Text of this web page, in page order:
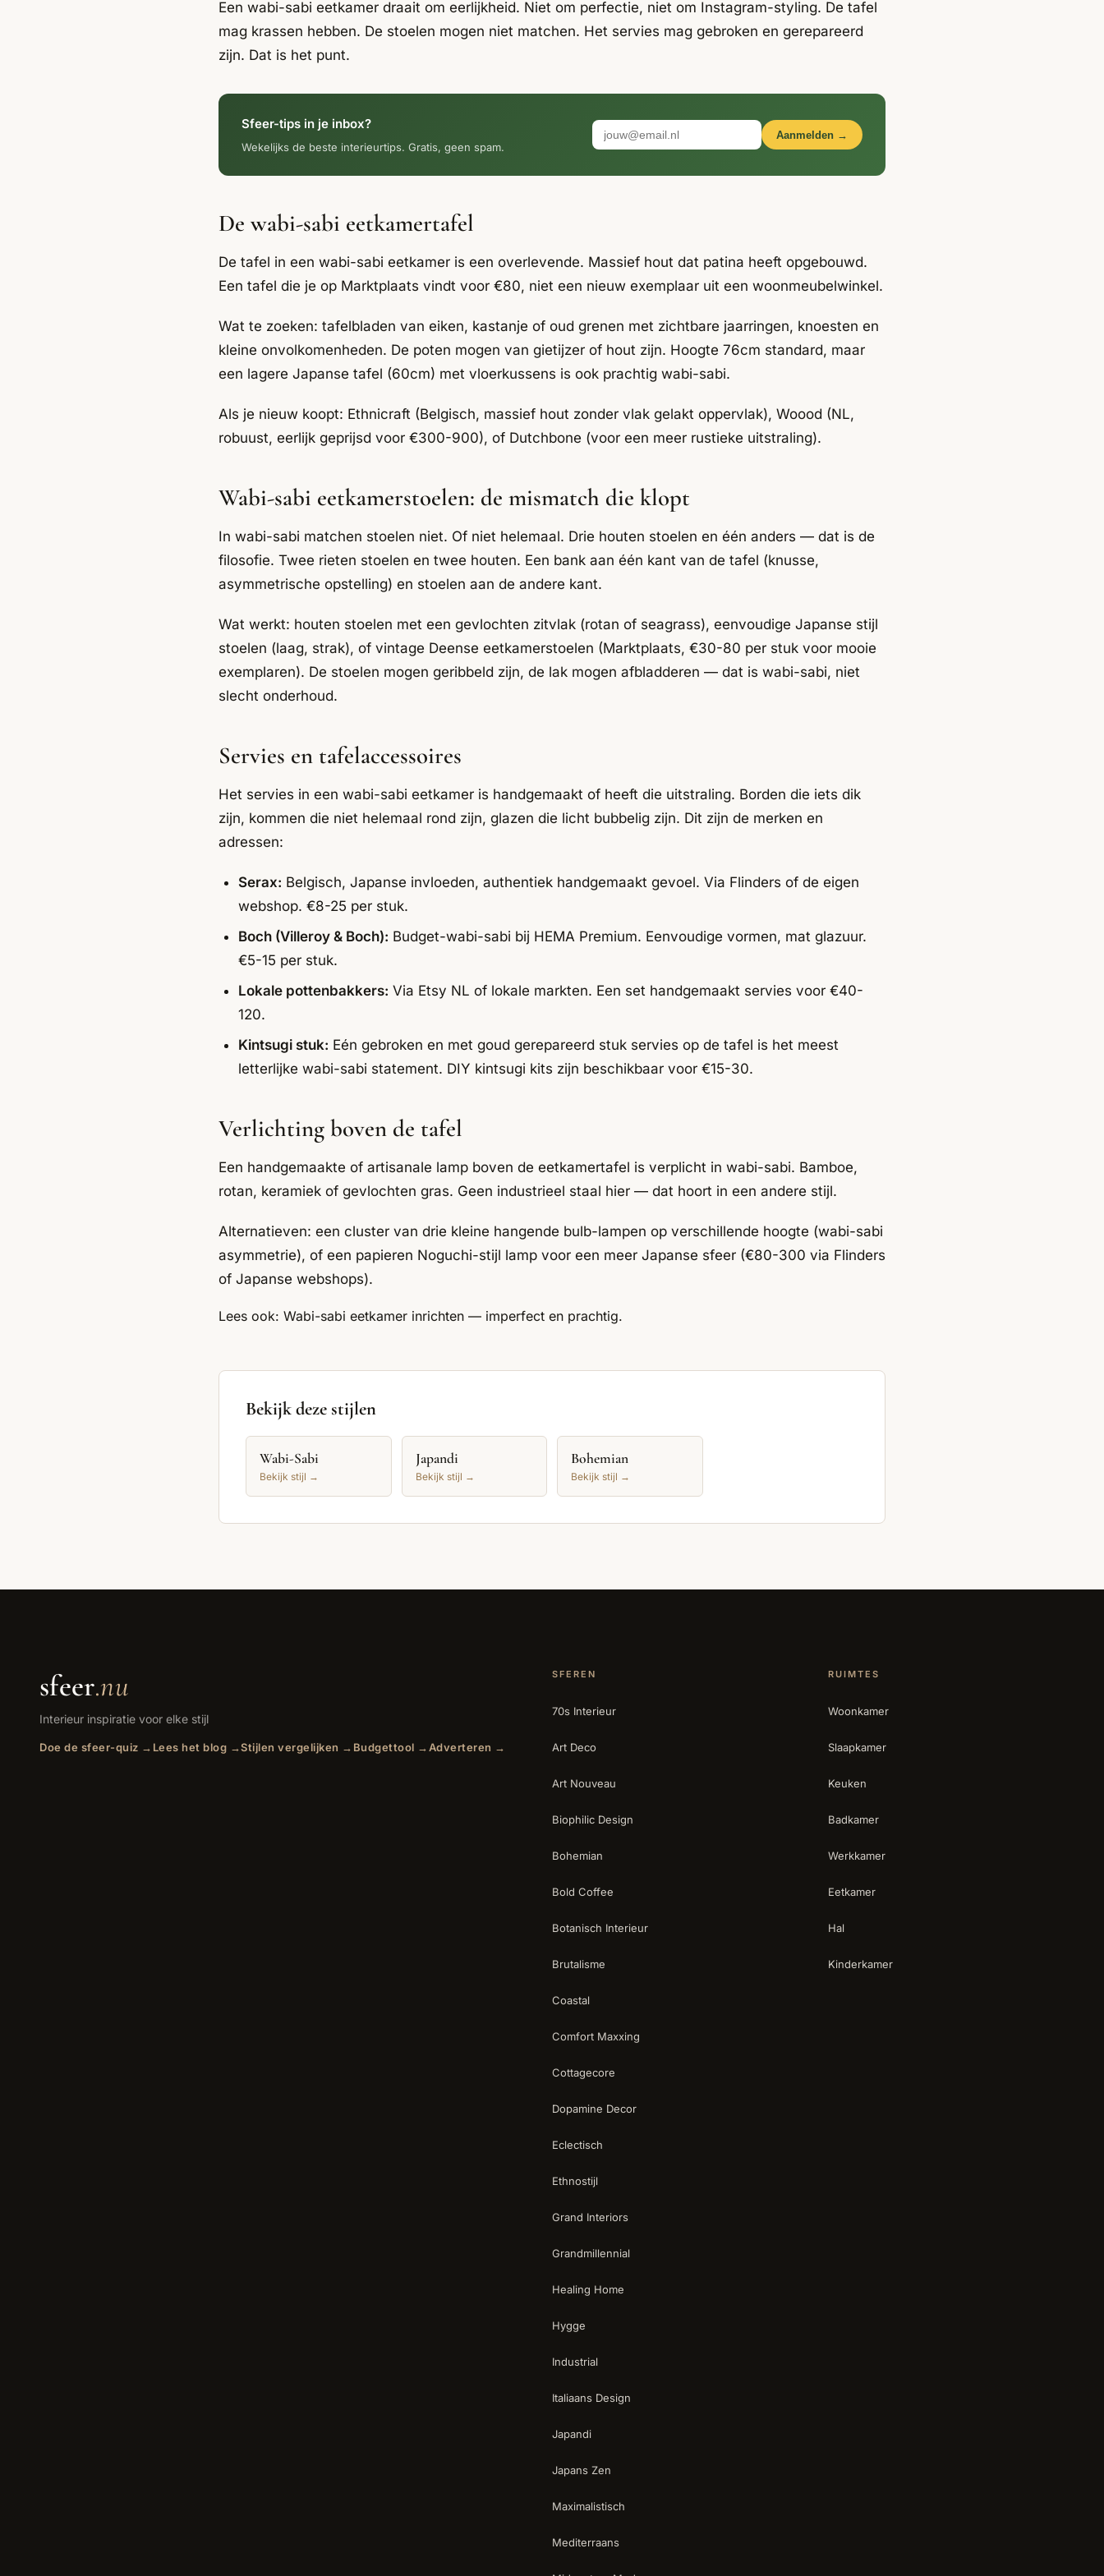
Een wabi-sabi eetkamer draait om eerlijkheid. Niet om perfectie, niet om Instagram-styling. De tafel
mag krassen hebben. De stoelen mogen niet matchen. Het servies mag gebroken en gerepareerd
zijn. Dat is het punt.
Sfeer-tips in je inbox?
Wekelijks de beste interieurtips. Gratis, geen spam.
Aanmelden →
De wabi-sabi eetkamertafel
De tafel in een wabi-sabi eetkamer is een overlevende. Massief hout dat patina heeft opgebouwd.
Een tafel die je op Marktplaats vindt voor €80, niet een nieuw exemplaar uit een woonmeubelwinkel.
Wat te zoeken: tafelbladen van eiken, kastanje of oud grenen met zichtbare jaarringen, knoesten en
kleine onvolkomenheden. De poten mogen van gietijzer of hout zijn. Hoogte 76cm standard, maar
een lagere Japanse tafel (60cm) met vloerkussens is ook prachtig wabi-sabi.
Als je nieuw koopt: Ethnicraft (Belgisch, massief hout zonder vlak gelakt oppervlak), Woood (NL,
robuust, eerlijk geprijsd voor €300-900), of Dutchbone (voor een meer rustieke uitstraling).
Wabi-sabi eetkamerstoelen: de mismatch die klopt
In wabi-sabi matchen stoelen niet. Of niet helemaal. Drie houten stoelen en één anders — dat is de
filosofie. Twee rieten stoelen en twee houten. Een bank aan één kant van de tafel (knusse,
asymmetrische opstelling) en stoelen aan de andere kant.
Wat werkt: houten stoelen met een gevlochten zitvlak (rotan of seagrass), eenvoudige Japanse stijl
stoelen (laag, strak), of vintage Deense eetkamerstoelen (Marktplaats, €30-80 per stuk voor mooie
exemplaren). De stoelen mogen geribbeld zijn, de lak mogen afbladderen — dat is wabi-sabi, niet
slecht onderhoud.
Servies en tafelaccessoires
Het servies in een wabi-sabi eetkamer is handgemaakt of heeft die uitstraling. Borden die iets dik
zijn, kommen die niet helemaal rond zijn, glazen die licht bubbelig zijn. Dit zijn de merken en
adressen:
Serax: Belgisch, Japanse invloeden, authentiek handgemaakt gevoel. Via Flinders of de eigen
webshop. €8-25 per stuk.
Boch (Villeroy & Boch): Budget-wabi-sabi bij HEMA Premium. Eenvoudige vormen, mat glazuur.
€5-15 per stuk.
Lokale pottenbakkers: Via Etsy NL of lokale markten. Een set handgemaakt servies voor €40-
120.
Kintsugi stuk: Eén gebroken en met goud gerepareerd stuk servies op de tafel is het meest
letterlijke wabi-sabi statement. DIY kintsugi kits zijn beschikbaar voor €15-30.
Verlichting boven de tafel
Een handgemaakte of artisanale lamp boven de eetkamertafel is verplicht in wabi-sabi. Bamboe,
rotan, keramiek of gevlochten gras. Geen industrieel staal hier — dat hoort in een andere stijl.
Alternatieven: een cluster van drie kleine hangende bulb-lampen op verschillende hoogte (wabi-sabi
asymmetrie), of een papieren Noguchi-stijl lamp voor een meer Japanse sfeer (€80-300 via Flinders
of Japanse webshops).
Lees ook: Wabi-sabi eetkamer inrichten — imperfect en prachtig.
Bekijk deze stijlen
Wabi-Sabi
Bekijk stijl →
Japandi
Bekijk stijl →
Bohemian
Bekijk stijl →
sfeer.nu
Interieur inspiratie voor elke stijl
Doe de sfeer-quiz → Lees het blog →Stijlen vergelijken → Budgettool →Adverteren →
SFEREN
70s Interieur
Art Deco
Art Nouveau
Biophilic Design
Bohemian
Bold Coffee
Botanisch Interieur
Brutalisme
Coastal
Comfort Maxxing
Cottagecore
Dopamine Decor
Eclectisch
Ethnostijl
Grand Interiors
Grandmillennial
Healing Home
Hygge
Industrial
Italiaans Design
Japandi
Japans Zen
Maximalistisch
Mediterraans
RUIMTES
Woonkamer
Slaapkamer
Keuken
Badkamer
Werkkamer
Eetkamer
Hal
Kinderkamer